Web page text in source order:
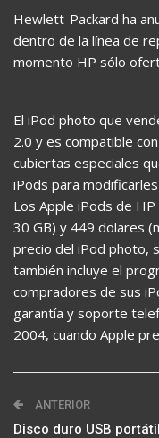
Hewlett-Packard ha
dentro de la línea de
momento HP sólo
El iPod photo que
2.0 y es compatible
cubiertas especiales
iPods para
Los Apple iPods de
30 GB) y 449 dolares
precio del iPod photo,
también incluye el
compradores de sus
garantía y soporte
2004, cuando Apple
ANTERIOR
Disco duro USB